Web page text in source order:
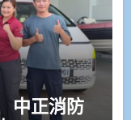
中正消防